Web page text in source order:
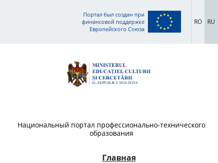
Портал был создан при
финансовой поддержке
Европейского Союза
RO RU
Национальный портал профессионально-технического
образования
Главная